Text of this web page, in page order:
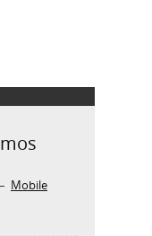
– Mobile